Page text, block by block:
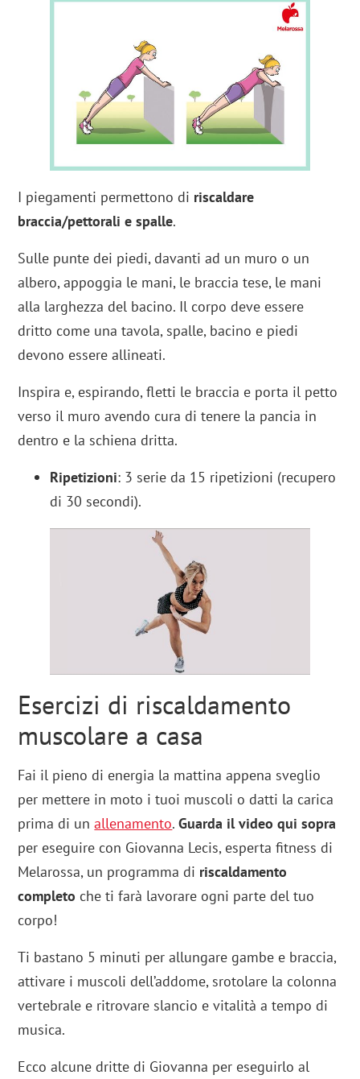
I piegamenti permettono di riscaldare
braccia/pettorali e spalle.
Sulle punte dei piedi, davanti ad un muro o un
albero, appoggia le mani, le braccia tese, le mani
alla larghezza del bacino. Il corpo deve essere
dritto come una tavola, spalle, bacino e piedi
devono essere allineati.
Inspira e, espirando, fletti le braccia e porta il petto
verso il muro avendo cura di tenere la pancia in
dentro e la schiena dritta.
Ripetizioni: 3 serie da 15 ripetizioni (recupero
di 30 secondi).
Esercizi di riscaldamento
muscolare a casa
Fai il pieno di energia la mattina appena sveglio
per mettere in moto i tuoi muscoli o datti la carica
prima di unallenamento.Guarda il video qui sopra
per eseguire con Giovanna Lecis, esperta fitness di
Melarossa, un programma di riscaldamento
completo che ti farà lavorare ogni parte del tuo
corpo!
Ti bastano 5 minuti per allungare gambe e braccia,
attivare i muscoli dell’addome, srotolare la colonna
vertebrale e ritrovare slancio e vitalità a tempo di
musica.
Ecco alcune dritte di Giovanna per eseguirlo al